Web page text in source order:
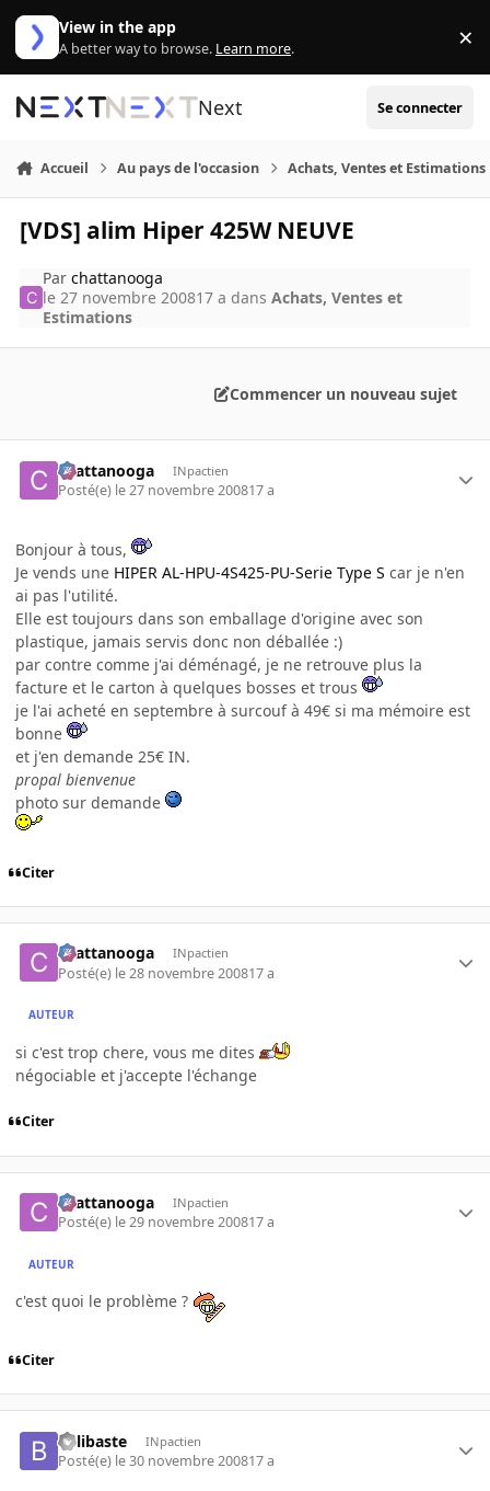
Aller au contenu
View in the app
A better way to browse. Learn more. ×
Next Se connecter
Accueil Au pays de l'occasion Achats, Ventes et Estimations
[VDS] alim Hiper 425W NEUVE
Parchattanooga
le 27 novembre 200817 a dansAchats, Ventes et
Estimations
Commencer un nouveau sujet
chattanooga INpactien
Posté(e) le 27 novembre 200817 a
Bonjour à tous,
Je vends une HIPER AL-HPU-4S425-PU-Serie Type S car je n'en
ai pas l'utilité.
Elle est toujours dans son emballage d'origine avec son
plastique, jamais servis donc non déballée :)
par contre comme j'ai déménagé, je ne retrouve plus la
facture et le carton à quelques bosses et trous
je l'ai acheté en septembre à surcouf à 49€ si ma mémoire est
bonne
et j'en demande 25€ IN.
propal bienvenue
photo sur demande
Citer
chattanooga INpactien
Posté(e) le 28 novembre 200817 a
AUTEUR
si c'est trop chere, vous me dites
négociable et j'accepte l'échange
Citer
chattanooga INpactien
Posté(e) le 29 novembre 200817 a
AUTEUR
c'est quoi le problème ?
Citer
belibaste INpactien
Posté(e) le 30 novembre 200817 a